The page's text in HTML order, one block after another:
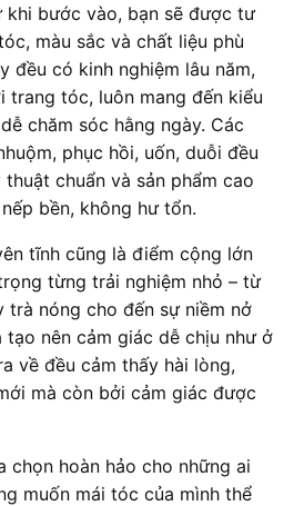
bước vào, bạn sẽ được tư
màu sắc và chất liệu phù
đều có kinh nghiệm lâu năm,
trang tóc, luôn mang đến kiểu
chăm sóc hằng ngày. Các
phục hồi, uốn, duỗi đều
chuẩn và sản phẩm cao
bền, không hư tổn.
tĩnh cũng là điểm cộng lớn
từng trải nghiệm nhỏ – từ
trà nóng cho đến sự niềm nở
tạo nên cảm giác dễ chịu như ở
về đều cảm thấy hài lòng,
mà còn bởi cảm giác được
chọn hoàn hảo cho những ai
muốn mái tóc của mình thể